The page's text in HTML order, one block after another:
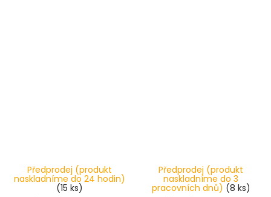
Předprodej (produkt
naskladníme do 24 hodin)
(15 ks)
Předprodej (produkt
naskladníme do 3
pracovních dnů) (8 ks)